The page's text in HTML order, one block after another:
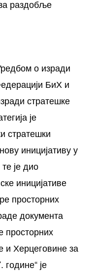
раздобље
о изради
БиХ и
стратешке
је
стратешки
иницијативу у
је дио
иницијативе
просторних
документа
просторних
и Херцеговине за
је